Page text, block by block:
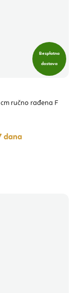
Besplatna
dostava
ručno rađena F
dana